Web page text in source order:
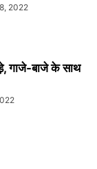
2022
गाजे-बाजे के साथ